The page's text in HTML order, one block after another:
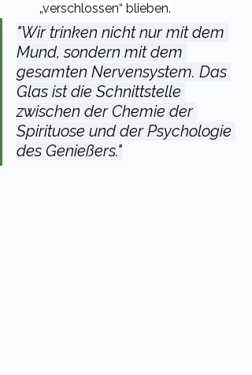
„verschlossen“ blieben.
"Wir trinken nicht nur mit dem
Mund, sondern mit dem
gesamten Nervensystem. Das
Glas ist die Schnittstelle
zwischen der Chemie der
Spirituose und der Psychologie
des Genießers."